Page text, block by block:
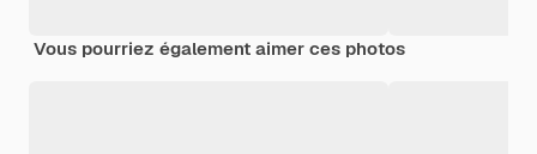
Vous pourriez également aimer ces photos